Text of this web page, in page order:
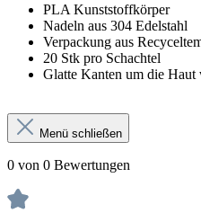
PLA Kunststoffkörper
Nadeln aus 304 Edelstahl
Verpackung aus
20 Stk pro Schachtel
Glatte Kanten um die Haut
Menü schließen
0 von 0 Bewertungen